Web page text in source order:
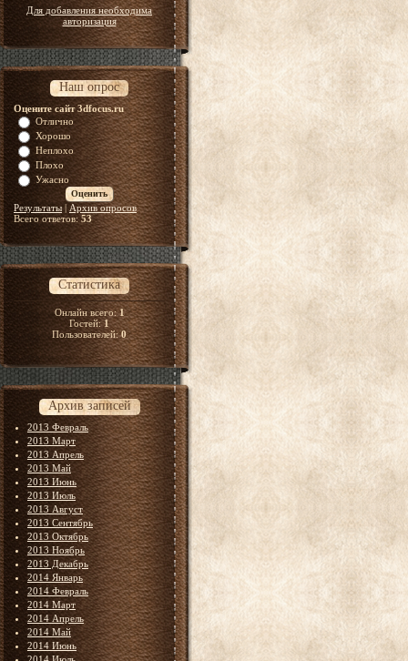
Для добавления необходима
авторизация
Наш опрос
Оцените сайт 3dfocus.ru
Отлично
Хорошо
Неплохо
Плохо
Ужасно
Результаты| Архив опросов
Всего ответов:53
Статистика
Онлайн всего:1
Гостей:1
Пользователей:0
Архив записей
2013 Февраль
2013 Март
2013 Апрель
2013 Май
2013 Июнь
2013 Июль
2013 Август
2013 Сентябрь
2013 Октябрь
2013 Ноябрь
2013 Декабрь
2014 Январь
2014 Февраль
2014 Март
2014 Апрель
2014 Май
2014 Июнь
2014 Июль